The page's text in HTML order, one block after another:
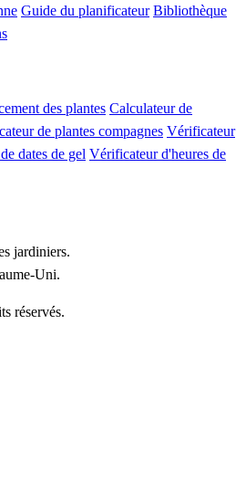
Guide du planificateur Bibliothèque
des plantes Calculateur de
de plantes compagnes Vérificateur
dates de gel Vérificateur d'heures de
jardiniers.
Uni.
réservés.